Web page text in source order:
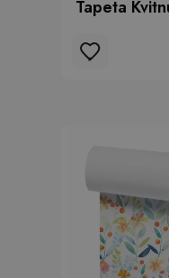
Tapeta